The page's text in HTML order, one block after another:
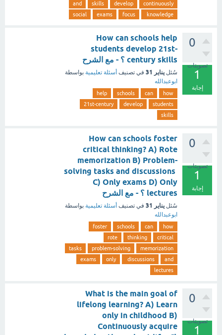
continuously
develop
skills
and
knowledge
focus
exams
social
0
تصويتات
1
إجابة
How can schools help
students develop 21st-
century skills ؟ - مع الشرح
سُئل يناير 31 في تصنيف أسئلة تعليمية بواسطة
ابوعبدالله
how
can
schools
help
students
develop
21st-century
skills
0
تصويتات
1
إجابة
How can schools foster
critical thinking? A) Rote
memorization B) Problem-
solving tasks and discussions
C) Only exams D) Only
lectures ؟ - مع الشرح
سُئل يناير 31 في تصنيف أسئلة تعليمية بواسطة
ابوعبدالله
how
can
schools
foster
critical
thinking
rote
memorization
problem-solving
tasks
and
discussions
only
exams
lectures
0
تصويتات
1
What is the main goal of
lifelong learning? A) Learn
only in childhood B)
Continuously acquire